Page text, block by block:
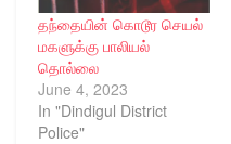
தந்தையின் கொடூர செயல்
மகளுக்கு பாலியல்
தொல்லை
June 4, 2023
In "Dindigul District
Police"